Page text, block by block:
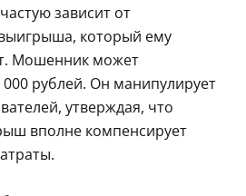
зависит от
который ему
Мошенник может
рублей. Он манипулирует
утверждая, что
вполне компенсирует